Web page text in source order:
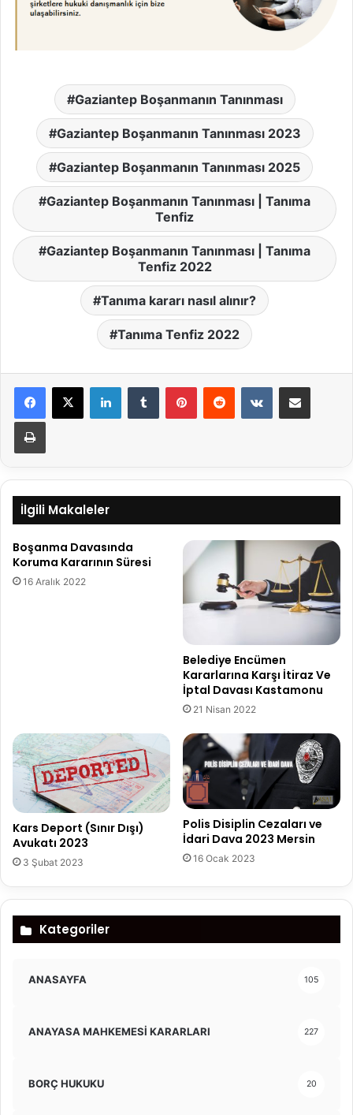
Gaziantep Boşanmanın Tanınması
Gaziantep Boşanmanın Tanınması 2023
Gaziantep Boşanmanın Tanınması 2025
Gaziantep Boşanmanın Tanınması | Tanıma
Tenfiz
Gaziantep Boşanmanın Tanınması | Tanıma
Tenfiz 2022
Tanıma kararı nasıl alınır?
Tanıma Tenfiz 2022
LinkedInTumblr PinterestReddit VKontakteE-Posta ile paylaş
Yazdır
İlgili Makaleler
Boşanma Davasında
Koruma Kararının Süresi
16 Aralık 2022
Belediye Encümen
Kararlarına Karşı İtiraz Ve
İptal Davası Kastamonu
21 Nisan 2022
Kars Deport (Sınır Dışı)
Avukatı 2023
3 Şubat 2023
Polis Disiplin Cezaları ve
İdari Dava 2023 Mersin
16 Ocak 2023
Kategoriler
ANASAYFA 105
ANAYASA MAHKEMESİ KARARLARI 227
BORÇ HUKUKU 20